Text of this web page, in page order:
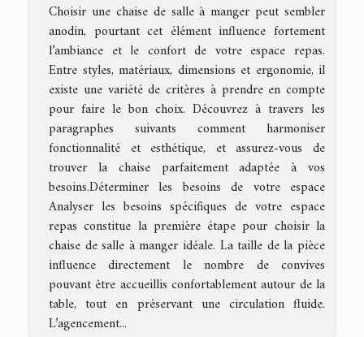
Choisir une chaise de salle à manger peut sembler
anodin, pourtant cet élément influence fortement
l’ambiance et le confort de votre espace repas.
Entre styles, matériaux, dimensions et ergonomie, il
existe une variété de critères à prendre en compte
pour faire le bon choix. Découvrez à travers les
paragraphes suivants comment harmoniser
fonctionnalité et esthétique, et assurez-vous de
trouver la chaise parfaitement adaptée à vos
besoins.Déterminer les besoins de votre espace
Analyser les besoins spécifiques de votre espace
repas constitue la première étape pour choisir la
chaise de salle à manger idéale. La taille de la pièce
influence directement le nombre de convives
pouvant être accueillis confortablement autour de la
table, tout en préservant une circulation fluide.
L’agencement...